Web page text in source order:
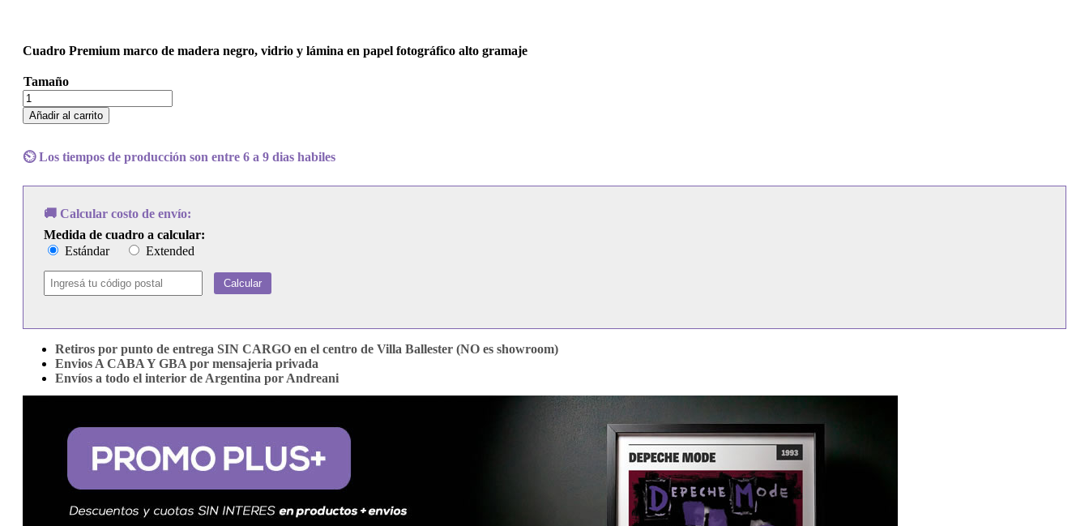
Cuadro Premium marco de madera negro, vidrio y lámina en papel fotográfico alto gramaje
Tamaño
Cuadro
Elvis
Presley
Promised
cantidad
Añadir al carrito
⏲️ Los tiempos de producción son entre 6 a 9 dias habiles
🚚 Calcular costo de envío:
Medida de cuadro a calcular:
Estándar
Extended
Calcular
Retiros por punto de entrega SIN CARGO en el centro de Villa Ballester (NO es showroom)
Envios A CABA Y GBA por mensajeria privada
Envíos a todo el interior de Argentina por Andreani